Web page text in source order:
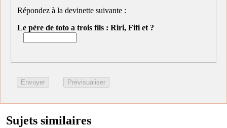
Répondez à la devinette suivante :
Le père de toto a trois fils : Riri, Fifi et ?
Sujets similaires